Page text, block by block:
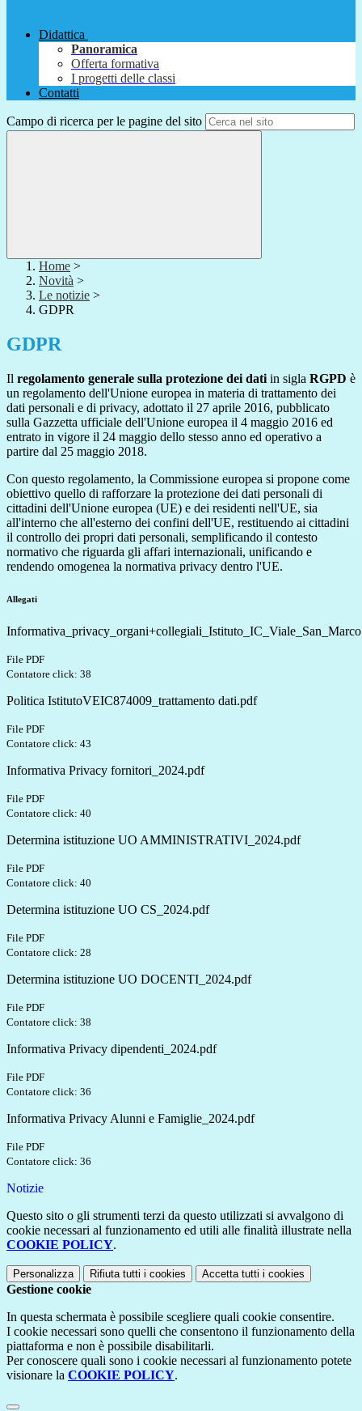
Didattica
Panoramica
Offerta formativa
I progetti delle classi
Contatti
Campo di ricerca per le pagine del sito
Home >
Novità >
Le notizie >
GDPR
GDPR
Il regolamento generale sulla protezione dei dati in sigla RGPD è
un regolamento dell'Unione europea in materia di trattamento dei
dati personali e di privacy, adottato il 27 aprile 2016, pubblicato
sulla Gazzetta ufficiale dell'Unione europea il 4 maggio 2016 ed
entrato in vigore il 24 maggio dello stesso anno ed operativo a
partire dal 25 maggio 2018.
Con questo regolamento, la Commissione europea si propone come
obiettivo quello di rafforzare la protezione dei dati personali di
cittadini dell'Unione europea (UE) e dei residenti nell'UE, sia
all'interno che all'esterno dei confini dell'UE, restituendo ai cittadini
il controllo dei propri dati personali, semplificando il contesto
normativo che riguarda gli affari internazionali, unificando e
rendendo omogenea la normativa privacy dentro l'UE.
Allegati
File PDF
Contatore click: 38
Politica IstitutoVEIC874009_trattamento dati.pdf
File PDF
Contatore click: 43
Informativa Privacy fornitori_2024.pdf
File PDF
Contatore click: 40
Determina istituzione UO AMMINISTRATIVI_2024.pdf
File PDF
Contatore click: 40
Determina istituzione UO CS_2024.pdf
File PDF
Contatore click: 28
Determina istituzione UO DOCENTI_2024.pdf
File PDF
Contatore click: 38
Informativa Privacy dipendenti_2024.pdf
File PDF
Contatore click: 36
Informativa Privacy Alunni e Famiglie_2024.pdf
File PDF
Contatore click: 36
Notizie
Questo sito o gli strumenti terzi da questo utilizzati si avvalgono di
cookie necessari al funzionamento ed utili alle finalità illustrate nella
COOKIE POLICY.
Personalizza Rifiuta tutti i cookies Accetta tutti i cookies
Gestione cookie
In questa schermata è possibile scegliere quali cookie consentire.
I cookie necessari sono quelli che consentono il funzionamento della
piattaforma e non è possibile disabilitarli.
Per conoscere quali sono i cookie necessari al funzionamento potete
visionare la COOKIE POLICY.